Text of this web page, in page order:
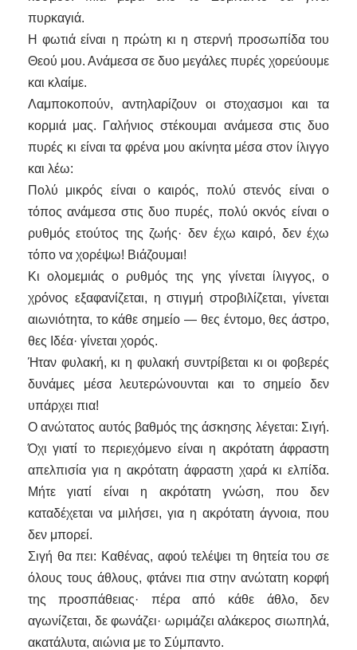
πυρκαγιά.
Η φωτιά είναι η πρώτη κι η στερνή προσωπίδα του
Θεού μου. Ανάμεσα σε δυο μεγάλες πυρές χορεύουμε
και κλαίμε.
Λαμποκοπούν, αντηλαρίζουν οι στοχασμοι και τα
κορμιά μας. Γαλήνιος στέκουμαι ανάμεσα στις δυο
πυρές κι είναι τα φρένα μου ακίνητα μέσα στον ίλιγγο
και λέω:
Πολύ μικρός είναι ο καιρός, πολύ στενός είναι ο
τόπος ανάμεσα στις δυο πυρές, πολύ οκνός είναι ο
ρυθμός ετούτος της ζωής· δεν έχω καιρό, δεν έχω
τόπο να χορέψω! Βιάζουμαι!
Κι ολομεμιάς ο ρυθμός της γης γίνεται ίλιγγος, ο
χρόνος εξαφανίζεται, η στιγμή στροβιλίζεται, γίνεται
αιωνιότητα, το κάθε σημείο — θες έντομο, θες άστρο,
θες Ιδέα· γίνεται χορός.
Ήταν φυλακή, κι η φυλακή συντρίβεται κι οι φοβερές
δυνάμες μέσα λευτερώνουνται και το σημείο δεν
υπάρχει πια!
Ο ανώτατος αυτός βαθμός της άσκησης λέγεται: Σιγή.
Όχι γιατί το περιεχόμενο είναι η ακρότατη άφραστη
απελπισία για η ακρότατη άφραστη χαρά κι ελπίδα.
Μήτε γιατί είναι η ακρότατη γνώση, που δεν
καταδέχεται να μιλήσει, για η ακρότατη άγνοια, που
δεν μπορεί.
Σιγή θα πει: Καθένας, αφού τελέψει τη θητεία του σε
όλους τους άθλους, φτάνει πια στην ανώτατη κορφή
της προσπάθειας· πέρα από κάθε άθλο, δεν
αγωνίζεται, δε φωνάζει· ωριμάζει αλάκερος σιωπηλά,
ακατάλυτα, αιώνια με το Σύμπαντο.